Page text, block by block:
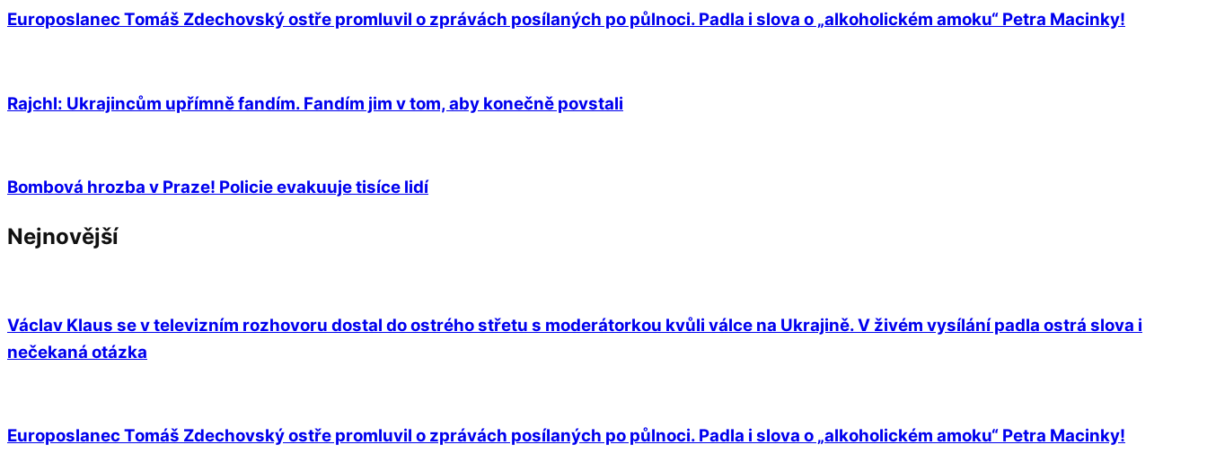
Europoslanec Tomáš Zdechovský ostře promluvil o zprávách posílaných po půlnoci. Padla i slova o „alkoholickém amoku“ Petra Macinky!
Rajchl: Ukrajincům upřímně fandím. Fandím jim v tom, aby konečně povstali
Bombová hrozba v Praze! Policie evakuuje tisíce lidí
Nejnovější
Václav Klaus se v televizním rozhovoru dostal do ostrého střetu s moderátorkou kvůli válce na Ukrajině. V živém vysílání padla ostrá slova i
nečekaná otázka
Europoslanec Tomáš Zdechovský ostře promluvil o zprávách posílaných po půlnoci. Padla i slova o „alkoholickém amoku“ Petra Macinky!